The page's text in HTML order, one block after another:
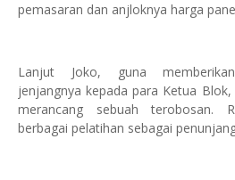
pemasaran dan anjloknya harga
Lanjut Joko, guna
jenjangnya kepada para Ketua
merancang sebuah terobosan.
berbagai pelatihan sebagai